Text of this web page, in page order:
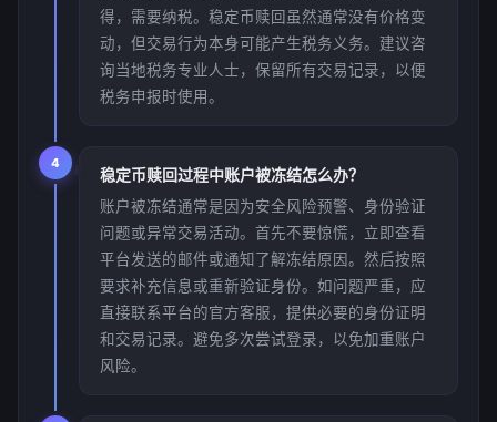
得，需要纳税。稳定币赎回虽然通常没有价格变
动，但交易行为本身可能产生税务义务。建议咨
询当地税务专业人士，保留所有交易记录，以便
税务申报时使用。
4
稳定币赎回过程中账户被冻结怎么办？
账户被冻结通常是因为安全风险预警、身份验证
问题或异常交易活动。首先不要惊慌，立即查看
平台发送的邮件或通知了解冻结原因。然后按照
要求补充信息或重新验证身份。如问题严重，应
直接联系平台的官方客服，提供必要的身份证明
和交易记录。避免多次尝试登录，以免加重账户
风险。